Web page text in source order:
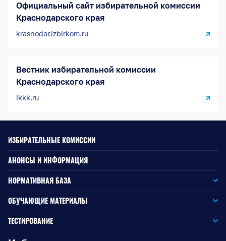
Официальный сайт избирательной комиссии
Краснодарского края
krasnodar.izbirkom.ru
Вестник избирательной комиссии
Краснодарского края
ikkk.ru
ИЗБИРАТЕЛЬНЫЕ КОМИССИИ
АНОНСЫ И ИНФОРМАЦИЯ
НОРМАТИВНАЯ БАЗА
Законодательство РФ
Законодательство КК
Документы ЦИК России
ОБУЧАЮЩИЕ МАТЕРИАЛЫ
Для окружной избирательной комиссии
Для территориальной избирательной комиссии
ТЕСТИРОВАНИЕ